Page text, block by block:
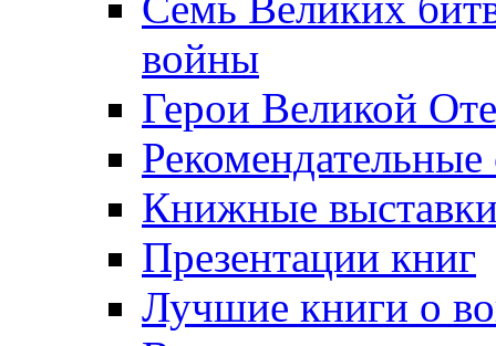
войны
Герои Великой
Рекомендательные
Книжные
Презентации книг
Лучшие книги о